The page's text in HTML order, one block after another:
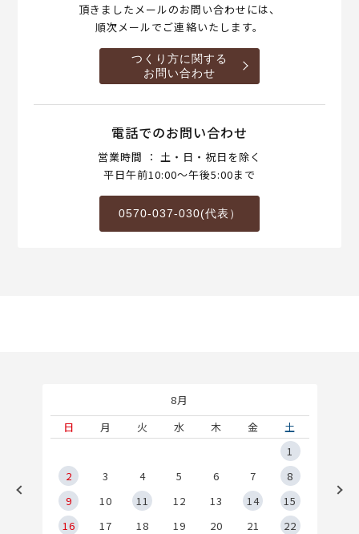
頂きましたメールのお問い合わせには、
順次メールでご連絡いたします。
つくり方に関する
お問い合わせ
電話でのお問い合わせ
営業時間 ： 土・日・祝日を除く
平日午前10:00～午後5:00まで
0570-037-030(代表）
8月
日
月 火 水 木 金
土
1
2
3 4 5 6 7
8
9
10 11 12 13 14
15
16
17 18 19 20 21
22